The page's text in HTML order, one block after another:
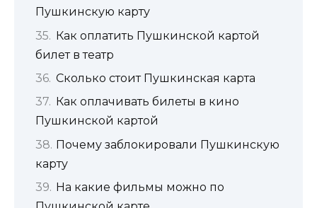
Пушкинскую карту
Как оплатить Пушкинской картой
билет в театр
Сколько стоит Пушкинская карта
Как оплачивать билеты в кино
Пушкинской картой
Почему заблокировали Пушкинскую
карту
На какие фильмы можно по